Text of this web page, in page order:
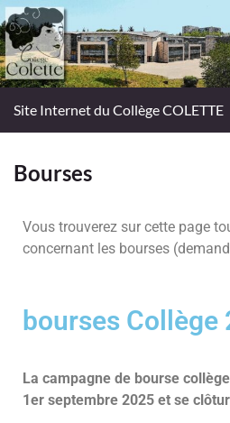
Site Internet du Collège COLETTE
Bourses
Vous trouverez sur cette page
concernant les bourses
bourses Collège
La campagne de bourse
1er septembre 2025 et se
Panneau de gestion des cookies